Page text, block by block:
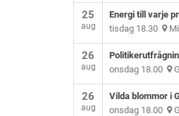
25
aug
Energi till varje
tisdag 18.30
26
aug
onsdag 18.00
26
aug
Vilda blommor i
onsdag 18.00